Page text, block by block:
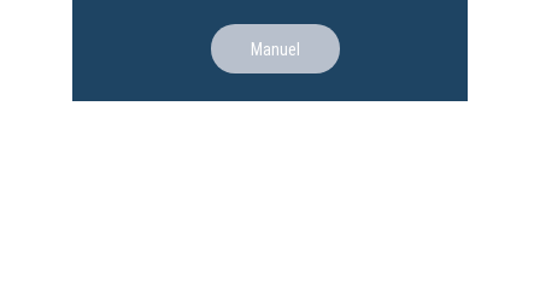
Manuel